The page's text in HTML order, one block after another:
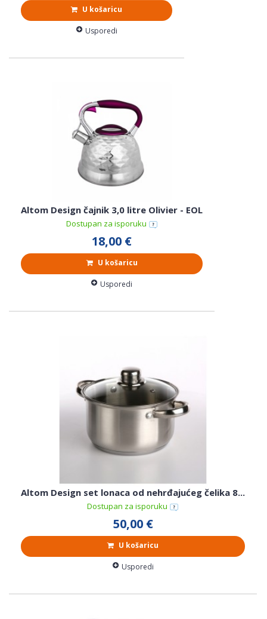
U košaricu
Usporedi
Altom Design čajnik 3,0 litre Olivier - EOL
Dostupan za isporuku
18,00 €
U košaricu
Usporedi
Altom Design set lonaca od nehrđajućeg čelika 8...
Dostupan za isporuku
50,00 €
U košaricu
Usporedi